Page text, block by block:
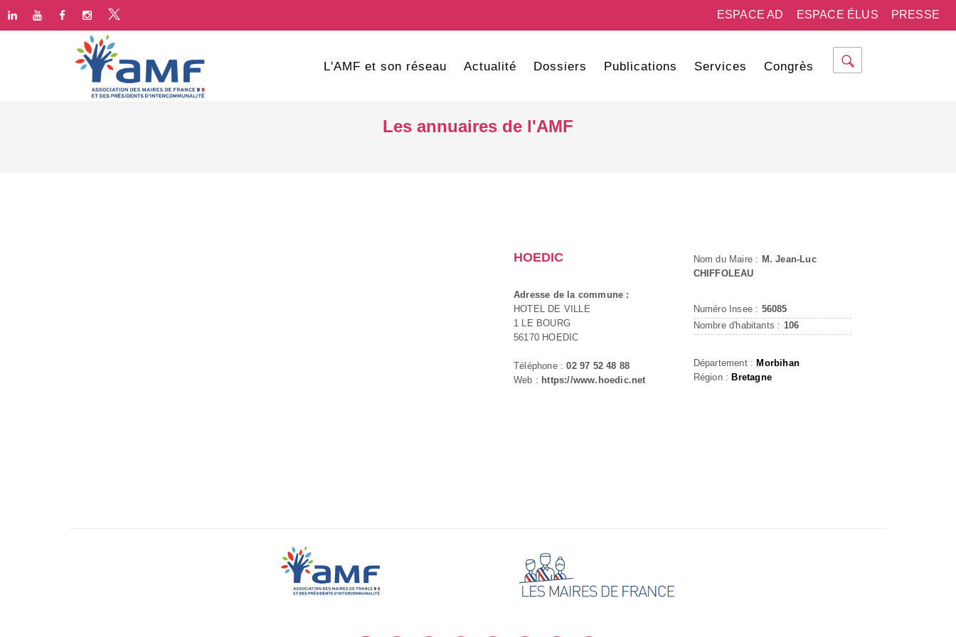
PRESSE
ESPACE ÉLUS
ESPACE AD
L'AMF et son réseau Actualité Dossiers Publications Services Congrès
Les annuaires de l'AMF
HOEDIC
Adresse de la commune :
HOTEL DE VILLE
1 LE BOURG
56170 HOEDIC
Téléphone :02 97 52 48 88
Web : https://www.hoedic.net
Nom du Maire : M. Jean-Luc
CHIFFOLEAU
Numéro Insee : 56085
Nombre d'habitants : 106
Département : Morbihan
Région : Bretagne